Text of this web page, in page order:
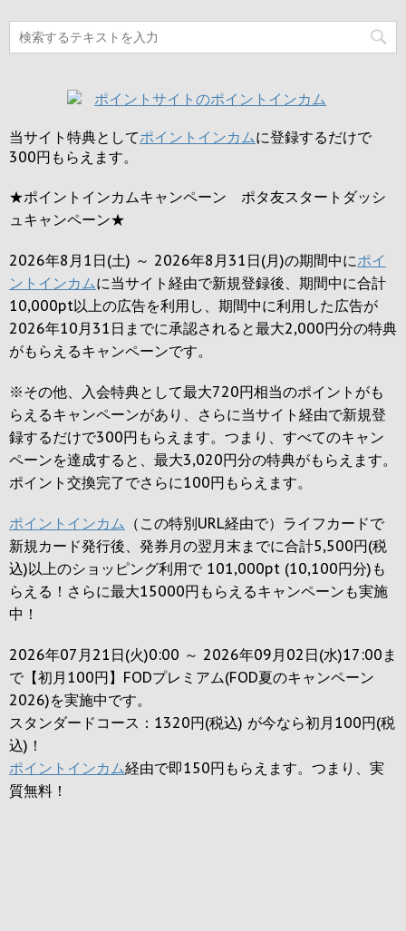
当サイト特典としてポイントインカムに登録するだけで
300円 もらえます。
★ポイントインカムキャンペーン ポタ友スタートダッシ
ュキャンペーン★
2026年8月1日(土) ～ 2026年8月31日(月)の期間中にポイ
ントインカムに当サイト経由で新規登録後、期間中に合計
10,000pt以上の広告を利用し、期間中に利用した広告が
2026年10月31日までに承認されると最大2,000円分の特典
がもらえるキャンペーンです。
※その他、入会特典として最大720円相当のポイントがも
らえるキャンペーンがあり、さらに当サイト経由で新規登
録するだけで300円 もらえます。つまり、すべてのキャン
ペーンを達成すると、最大3,020円分の特典がもらえます。
ポイント交換完了でさらに100円 もらえます。
ポイントインカム （この特別URL経由で）ライフカードで
新規カード発行後、発券月の翌月末までに合計5,500円(税
込)以上のショッピング利用で 101,000pt (10,100円分)も
らえる！さらに最大15000円もらえるキャンペーンも実施
中！
2026年07月21日(火)0:00 ～ 2026年09月02日(水)17:00ま
で【初月100円】FODプレミアム(FOD夏のキャンペーン
2026)を実施中です。
スタンダードコース：1320円(税込) が今なら初月100円(税
込)！
ポイントインカム経由で即150円もらえます。つまり、実
質無料！